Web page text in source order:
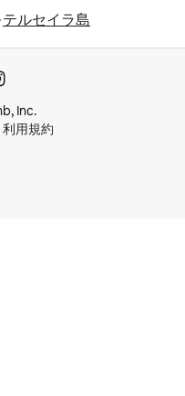
テルセイラ島
Inc.
利用規約